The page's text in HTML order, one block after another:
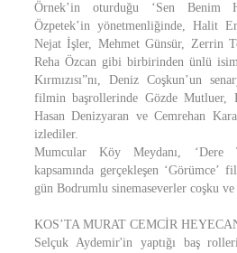
Örnek’in oturduğu ‘Sen Benim
Özpetek’in yönetmenliğinde, Halit
Nejat İşler, Mehmet Günsür, Zerrin
Reha Özcan gibi birbirinden ünlü
Kırmızısı”nı, Deniz Coşkun’un
filmin başrollerinde Gözde Mutluer,
Hasan Denizyaran ve Cemrehan
izlediler.
Mumcular Köy Meydanı, ‘Dere
kapsamında gerçekleşen
gün Bodrumlu sinemaseverler coşku
KOS’TA MURAT CEMCİR
Selçuk Aydemir'in yaptığı baş